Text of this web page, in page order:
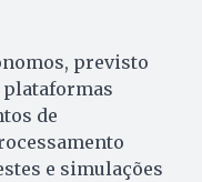
previsto
plataformas
de
e simulações